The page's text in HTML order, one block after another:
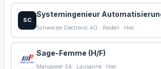
SC
Systemingenieur
Schweizer Electronic AG · Reiden · Hier
Sage-Femme (H/F)
Manpower SA · Lausanne · Hier